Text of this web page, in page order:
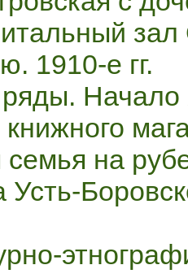
1910-е гг.
ряды. Начало
книжного
семья на
Усть-